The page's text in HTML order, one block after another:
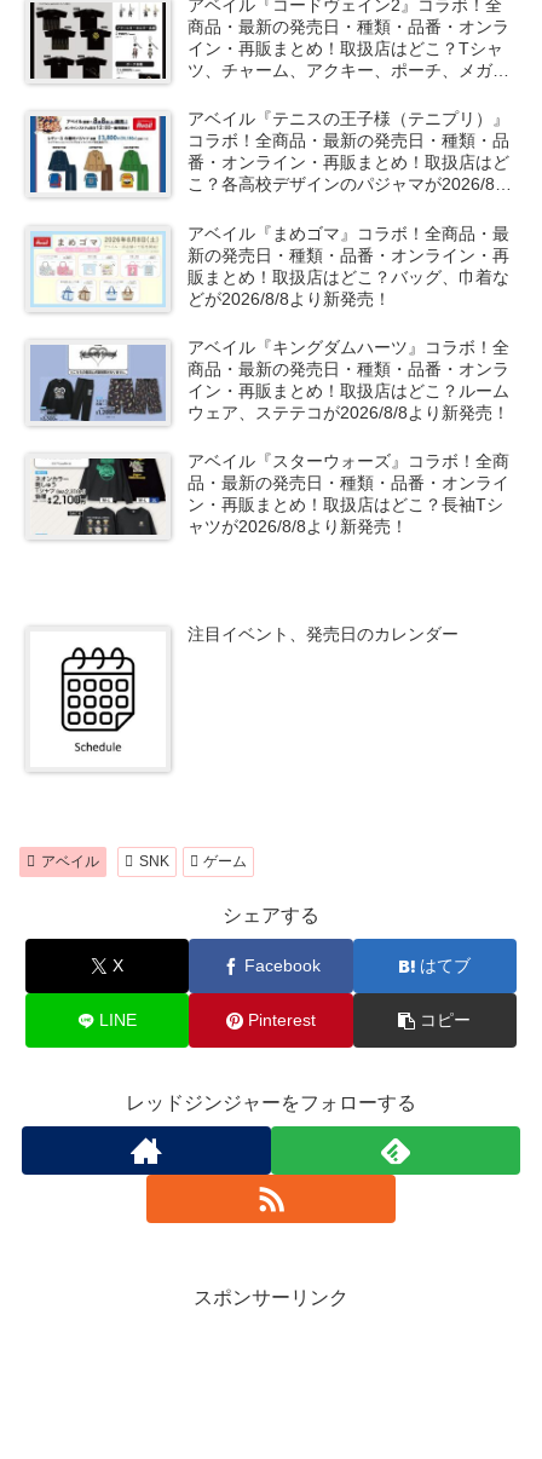
アベイル『コードヴェイン2』コラボ！全
商品・最新の発売日・種類・品番・オンラ
イン・再販まとめ！取扱店はどこ？Tシャ
ツ、チャーム、アクキー、ポーチ、メガネ
アベイル『テニスの王子様（テニプリ）』
コラボ！全商品・最新の発売日・種類・品
番・オンライン・再販まとめ！取扱店はど
こ？各高校デザインのパジャマが2026/8/8
アベイル『まめゴマ』コラボ！全商品・最
新の発売日・種類・品番・オンライン・再
販まとめ！取扱店はどこ？バッグ、巾着な
どが2026/8/8より新発売！
アベイル『キングダムハーツ』コラボ！全
商品・最新の発売日・種類・品番・オンラ
イン・再販まとめ！取扱店はどこ？ルーム
ウェア、ステテコが2026/8/8より新発売！
アベイル『スターウォーズ』コラボ！全商
品・最新の発売日・種類・品番・オンライ
ン・再販まとめ！取扱店はどこ？長袖Tシ
ャツが2026/8/8より新発売！
注目イベント、発売日のカレンダー
アベイル SNK ゲーム
シェアする
X Facebook はてブ
LINE Pinterest コピー
レッドジンジャーをフォローする
スポンサーリンク